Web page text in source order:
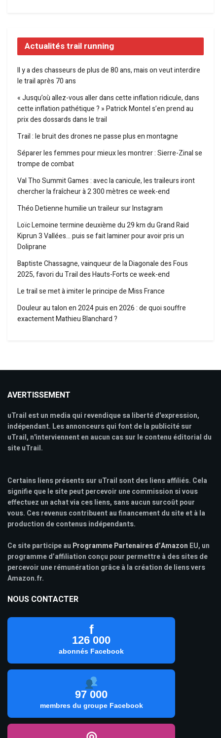
Actualités trail running
Il y a des chasseurs de plus de 80 ans, mais on veut interdire
le trail après 70 ans
« Jusqu’où allez-vous aller dans cette inflation ridicule, dans
cette inflation pathétique ? » Patrick Montel s’en prend au
prix des dossards dans le trail
Trail : le bruit des drones ne passe plus en montagne
Séparer les femmes pour mieux les montrer : Sierre-Zinal se
trompe de combat
Val Tho Summit Games : avec la canicule, les traileurs iront
chercher la fraîcheur à 2 300 mètres ce week-end
Théo Detienne humilie un traileur sur Instagram
Loïc Lemoine termine deuxième du 29 km du Grand Raid
Kiprun 3 Vallées… puis se fait laminer pour avoir pris un
Doliprane
Baptiste Chassagne, vainqueur de la Diagonale des Fous
2025, favori du Trail des Hauts-Forts ce week-end
Le trail se met à imiter le principe de Miss France
Douleur au talon en 2024 puis en 2026 : de quoi souffre
exactement Mathieu Blanchard ?
AVERTISSEMENT
uTrail est un media qui revendique sa liberté d'expression,
indépendant. Les annonceurs qui font de la publicité sur
uTrail, n'interviennent en aucun cas sur le contenu éditorial du
site uTrail.
Certains liens présents sur uTrail sont des liens affiliés. Cela
signifie que le site peut percevoir une commission si vous
effectuez un achat via ces liens, sans aucun surcoût pour
vous. Ces revenus contribuent au financement du site et à la
production de contenus indépendants.
Ce site participe au Programme Partenaires d’Amazon EU, un
programme d’affiliation conçu pour permettre à des sites de
percevoir une rémunération grâce à la création de liens vers
Amazon.fr.
NOUS CONTACTER
f
126 000
abonnés Facebook
97 000
membres du groupe Facebook